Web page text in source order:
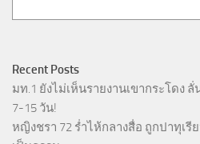
Recent Posts
มท.1 ยังไม่เห็นรายงานเขากระโดง
7-15 วัน!
หญิงชรา 72 ร่ำไห้กลางสื่อ ถูกปาทุเรี